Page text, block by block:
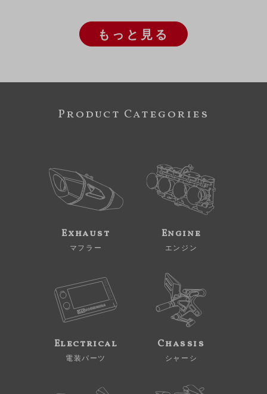
もっと見る
Product Categories
Exhaust
マフラー
Engine
エンジン
Electrical
電装パーツ
Chassis
シャーシ